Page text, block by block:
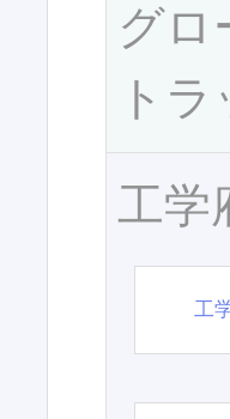
グロ
ト
工学
工